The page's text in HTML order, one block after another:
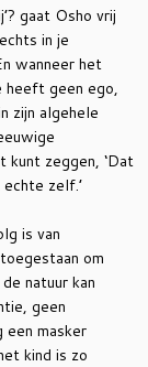
gaat Osho vrij
in je
wanneer het
heeft geen ego,
zijn algehele
kunt zeggen, ‘Dat
zelf.’
is van
om
natuur kan
geen
een masker
kind is zo